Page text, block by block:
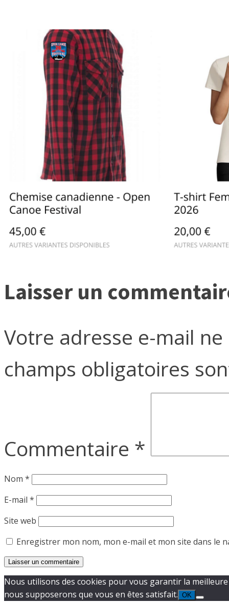
Laisser un
Votre adresse e-mail
champs obligatoires
Commentaire *
Nom *
E-mail *
Site web
Enregistrer mon nom, mon e-mail et mon site dans le
Nous utilisons des cookies pour vous garantir la
nous supposerons que vous en êtes satisfait. OK